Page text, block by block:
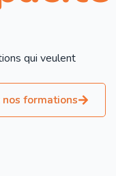
qui veulent
nos formations